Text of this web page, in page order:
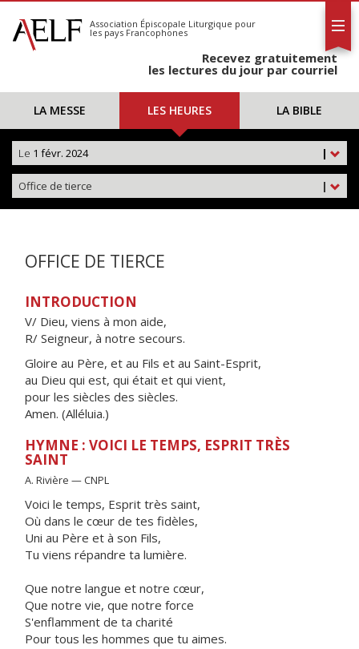
S'abonner
Calendrier
Association Épiscopale Liturgique pour
les pays Francophones
Recevez gratuitement
les lectures du jour par courriel
LA MESSE LES HEURES LA BIBLE
|
Le 1 févr. 2024
|
Office de tierce
OFFICE DE TIERCE
INTRODUCTION
V/ Dieu, viens à mon aide,
R/ Seigneur, à notre secours.
Gloire au Père, et au Fils et au Saint-Esprit,
au Dieu qui est, qui était et qui vient,
pour les siècles des siècles.
Amen. (Alléluia.)
HYMNE : VOICI LE TEMPS, ESPRIT TRÈS
SAINT
A. Rivière — CNPL
Voici le temps, Esprit très saint,
Où dans le cœur de tes fidèles,
Uni au Père et à son Fils,
Tu viens répandre ta lumière.
Que notre langue et notre cœur,
Que notre vie, que notre force
S'enflamment de ta charité
Pour tous les hommes que tu aimes.